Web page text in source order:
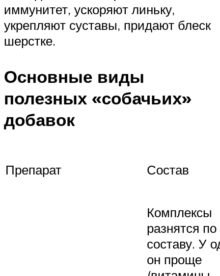
иммунитет, ускоряют линьку,
укрепляют суставы, придают блеск
шерстке.
Основные виды
полезных «собачьих»
добавок
Препарат Состав
Комплексы
разнятся по
составу. У
он проще